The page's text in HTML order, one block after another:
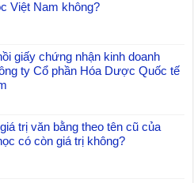
Việt Nam không?
giấy chứng nhận kinh doanh
ty Cổ phần Hóa Dược Quốc tế
trị văn bằng theo tên cũ của
có còn giá trị không?